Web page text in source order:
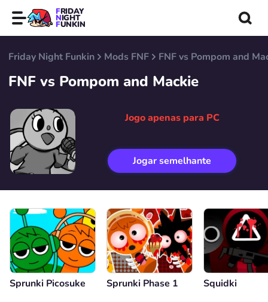
FRIDAY
NIGHT
FUNKIN
Friday Night Funkin Mods FNF FNF vs Pompom and
FNF vs Pompom and Mackie
Jogo apenas para PC
Jogar semelhante
Sprunki Picosuke Sprunki Phase 1 Squidki